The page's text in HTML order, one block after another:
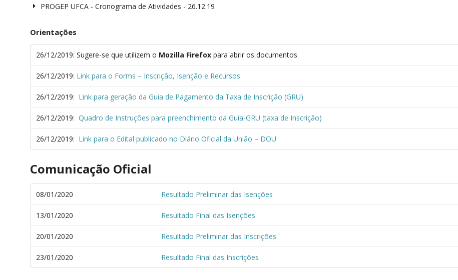
PROGEP UFCA - Cronograma de Atividades - 26.12.19
Orientações
26/12/2019: Sugere-se que utilizem o Mozilla Firefox para abrir os documentos
26/12/2019: Link para o Forms – Inscrição, Isenção e Recursos
26/12/2019: Link para geração da Guia de Pagamento da Taxa de Inscrição (GRU)
26/12/2019: Quadro de Instruções para preenchimento da Guia-GRU (taxa de Inscrição)
26/12/2019: Link para o Edital publicado no Diário Oficial da União – DOU
Comunicação Oficial
08/01/2020 Resultado Preliminar das Isenções
13/01/2020 Resultado Final das Isenções
20/01/2020 Resultado Preliminar das Inscrições
23/01/2020 Resultado Final das Inscrições